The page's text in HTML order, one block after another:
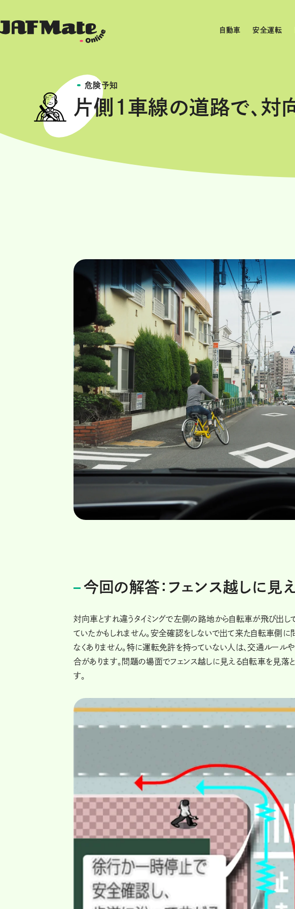
自動車 安全運転
危険予知
片側1車線の道路で、対
今回の解答：フェンス越しに見
対向車とすれ違うタイミングで左側の路地から自転車が飛び出し
ていたかもしれません。安全確認をしないで出て来た自転車側に
なくありません。特に運転免許を持っていない人は、交通ルー
合があります。問題の場面でフェンス越しに見える自転車を見落
す。